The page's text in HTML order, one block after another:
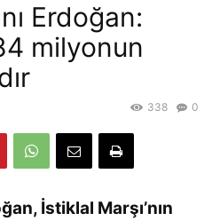
Erdoğan:
milyonun
0
338
İstiklal Marşı’nın